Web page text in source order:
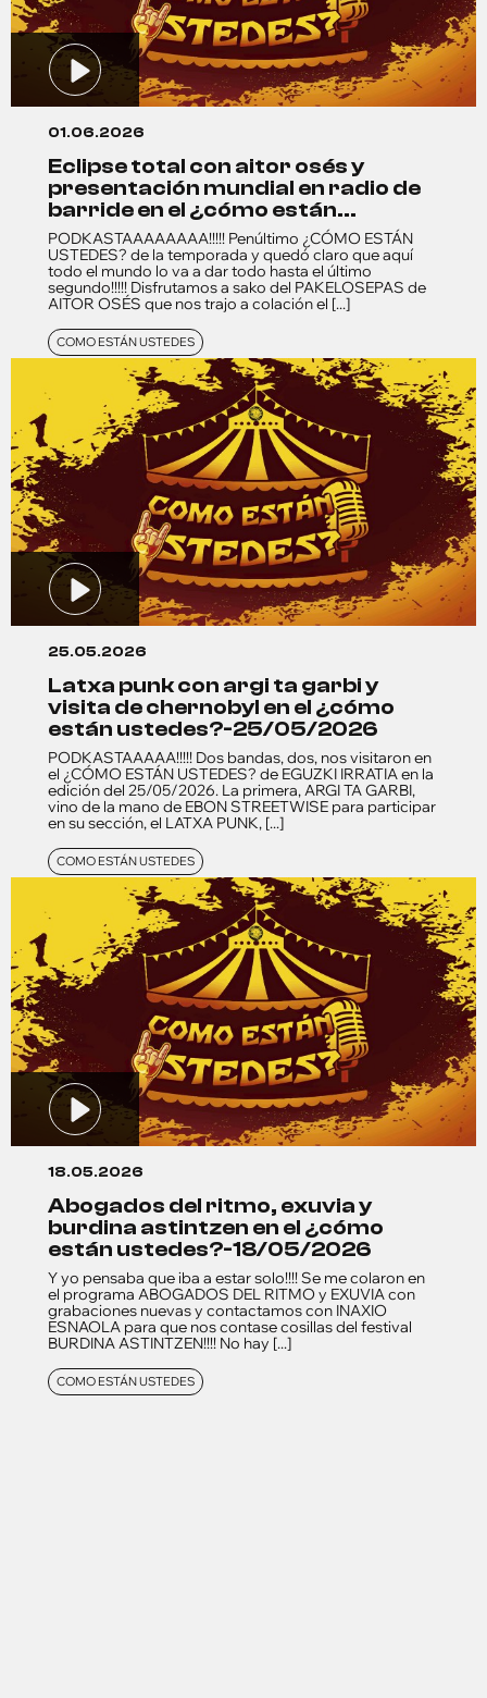
01.06.2026
eclipse total con aitor osés y
presentación mundial en radio de
barride en el ¿cómo están...
PODKASTAAAAAAAA!!!!! Penúltimo ¿CÓMO ESTÁN
USTEDES? de la temporada y quedó claro que aquí
todo el mundo lo va a dar todo hasta el último
segundo!!!!! Disfrutamos a sako del PAKELOSEPAS de
AITOR OSÉS que nos trajo a colación el [...]
COMO ESTÁN USTEDES
25.05.2026
latxa punk con argi ta garbi y
visita de chernobyl en el ¿cómo
están ustedes?-25/05/2026
PODKASTAAAAA!!!!! Dos bandas, dos, nos visitaron en
el ¿CÓMO ESTÁN USTEDES? de EGUZKI IRRATIA en la
edición del 25/05/2026. La primera, ARGI TA GARBI,
vino de la mano de EBON STREETWISE para participar
en su sección, el LATXA PUNK, [...]
COMO ESTÁN USTEDES
18.05.2026
abogados del ritmo, exuvia y
burdina astintzen en el ¿cómo
están ustedes?-18/05/2026
Y yo pensaba que iba a estar solo!!!! Se me colaron en
el programa ABOGADOS DEL RITMO y EXUVIA con
grabaciones nuevas y contactamos con INAXIO
ESNAOLA para que nos contase cosillas del festival
BURDINA ASTINTZEN!!!! No hay [...]
COMO ESTÁN USTEDES